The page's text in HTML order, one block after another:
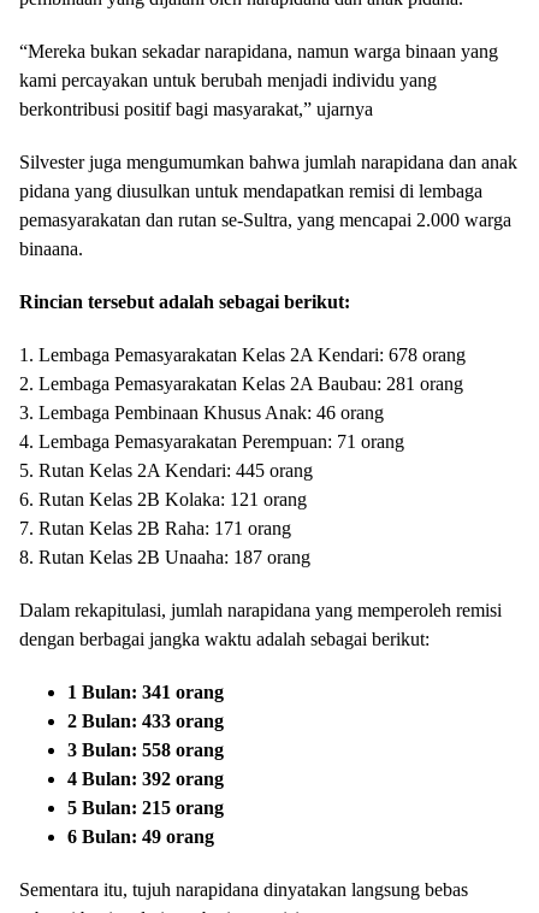
“Mereka bukan sekadar narapidana, namun warga binaan yang
kami percayakan untuk berubah menjadi individu yang
berkontribusi positif bagi masyarakat,” ujarnya
Silvester juga mengumumkan bahwa jumlah narapidana dan anak
pidana yang diusulkan untuk mendapatkan remisi di lembaga
pemasyarakatan dan rutan se-Sultra, yang mencapai 2.000 warga
binaana.
Rincian tersebut adalah sebagai berikut:
1. Lembaga Pemasyarakatan Kelas 2A Kendari: 678 orang
2. Lembaga Pemasyarakatan Kelas 2A Baubau: 281 orang
3. Lembaga Pembinaan Khusus Anak: 46 orang
4. Lembaga Pemasyarakatan Perempuan: 71 orang
5. Rutan Kelas 2A Kendari: 445 orang
6. Rutan Kelas 2B Kolaka: 121 orang
7. Rutan Kelas 2B Raha: 171 orang
8. Rutan Kelas 2B Unaaha: 187 orang
Dalam rekapitulasi, jumlah narapidana yang memperoleh remisi
dengan berbagai jangka waktu adalah sebagai berikut:
1 Bulan: 341 orang
2 Bulan: 433 orang
3 Bulan: 558 orang
4 Bulan: 392 orang
5 Bulan: 215 orang
6 Bulan: 49 orang
Sementara itu, tujuh narapidana dinyatakan langsung bebas